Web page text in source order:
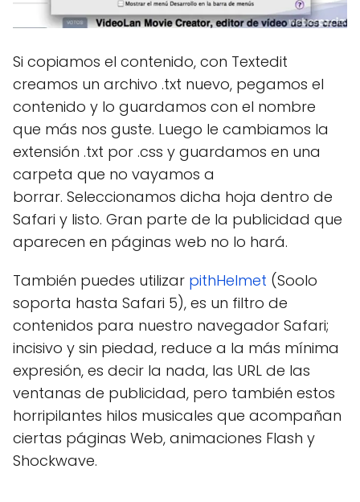
Si copiamos el contenido, con Textedit
creamos un archivo .txt nuevo, pegamos el
contenido y lo guardamos con el nombre
que más nos guste. Luego le cambiamos la
extensión .txt por .css y guardamos en una
carpeta que no vayamos a
borrar. Seleccionamos dicha hoja dentro de
Safari y listo. Gran parte de la publicidad que
aparecen en páginas web no lo hará.
También puedes utilizar pithHelmet (Soolo
soporta hasta Safari 5), es un filtro de
contenidos para nuestro navegador Safari;
incisivo y sin piedad, reduce a la más mínima
expresión, es decir la nada, las URL de las
ventanas de publicidad, pero también estos
horripilantes hilos musicales que acompañan
ciertas páginas Web, animaciones Flash y
Shockwave.